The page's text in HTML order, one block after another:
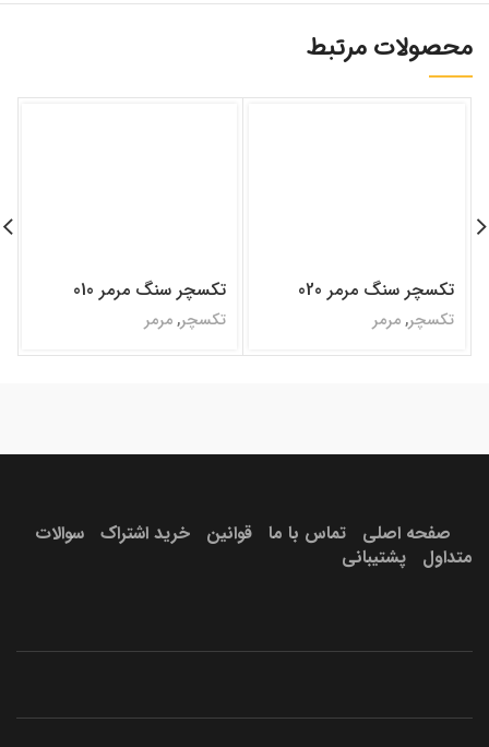
محصولات مرتبط
تکسچر سنگ مرمر 020
تکسچر,مرمر
تکسچر سنگ مرمر 010
تکسچر,مرمر
صفحه اصلی تماس با ما قوانین خرید اشتراک سوالات
متداول
پشتیبانی